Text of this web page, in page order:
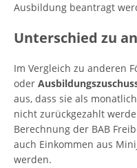
Ausbildung beantragt
Unterschied zu
Im Vergleich zu anderen
oder
aus, dass sie als
nicht zurückgezahlt
Berechnung der BAB
auch Einkommen aus
werden.